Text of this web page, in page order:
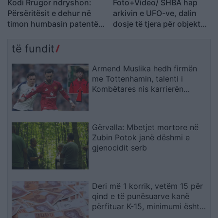
Kodi Rrugor ndryshon:
Përsëritësit e dehur në
timon humbasin patentën
Foto+Video/ SHBA hap
arkivin e UFO-ve, dalin
dosje të tjera për objekte
të fundit
Armend Muslika hedh firmën
me Tottenhamin, talenti i
Kombëtares nis karrierën
Gërvalla: Mbetjet mortore në
Zubin Potok janë dëshmi e
gjenocidit serb
Deri më 1 korrik, vetëm 15 për
qind e të punësuarve kanë
përfituar K-15, minimumi është